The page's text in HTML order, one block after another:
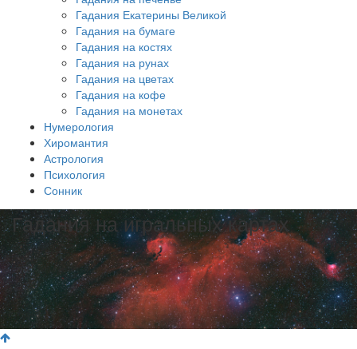
Гадания Екатерины Великой
Гадания на бумаге
Гадания на костях
Гадания на рунах
Гадания на цветах
Гадания на кофе
Гадания на монетах
Нумерология
Хиромантия
Астрология
Психология
Сонник
Гадания на игральных картах